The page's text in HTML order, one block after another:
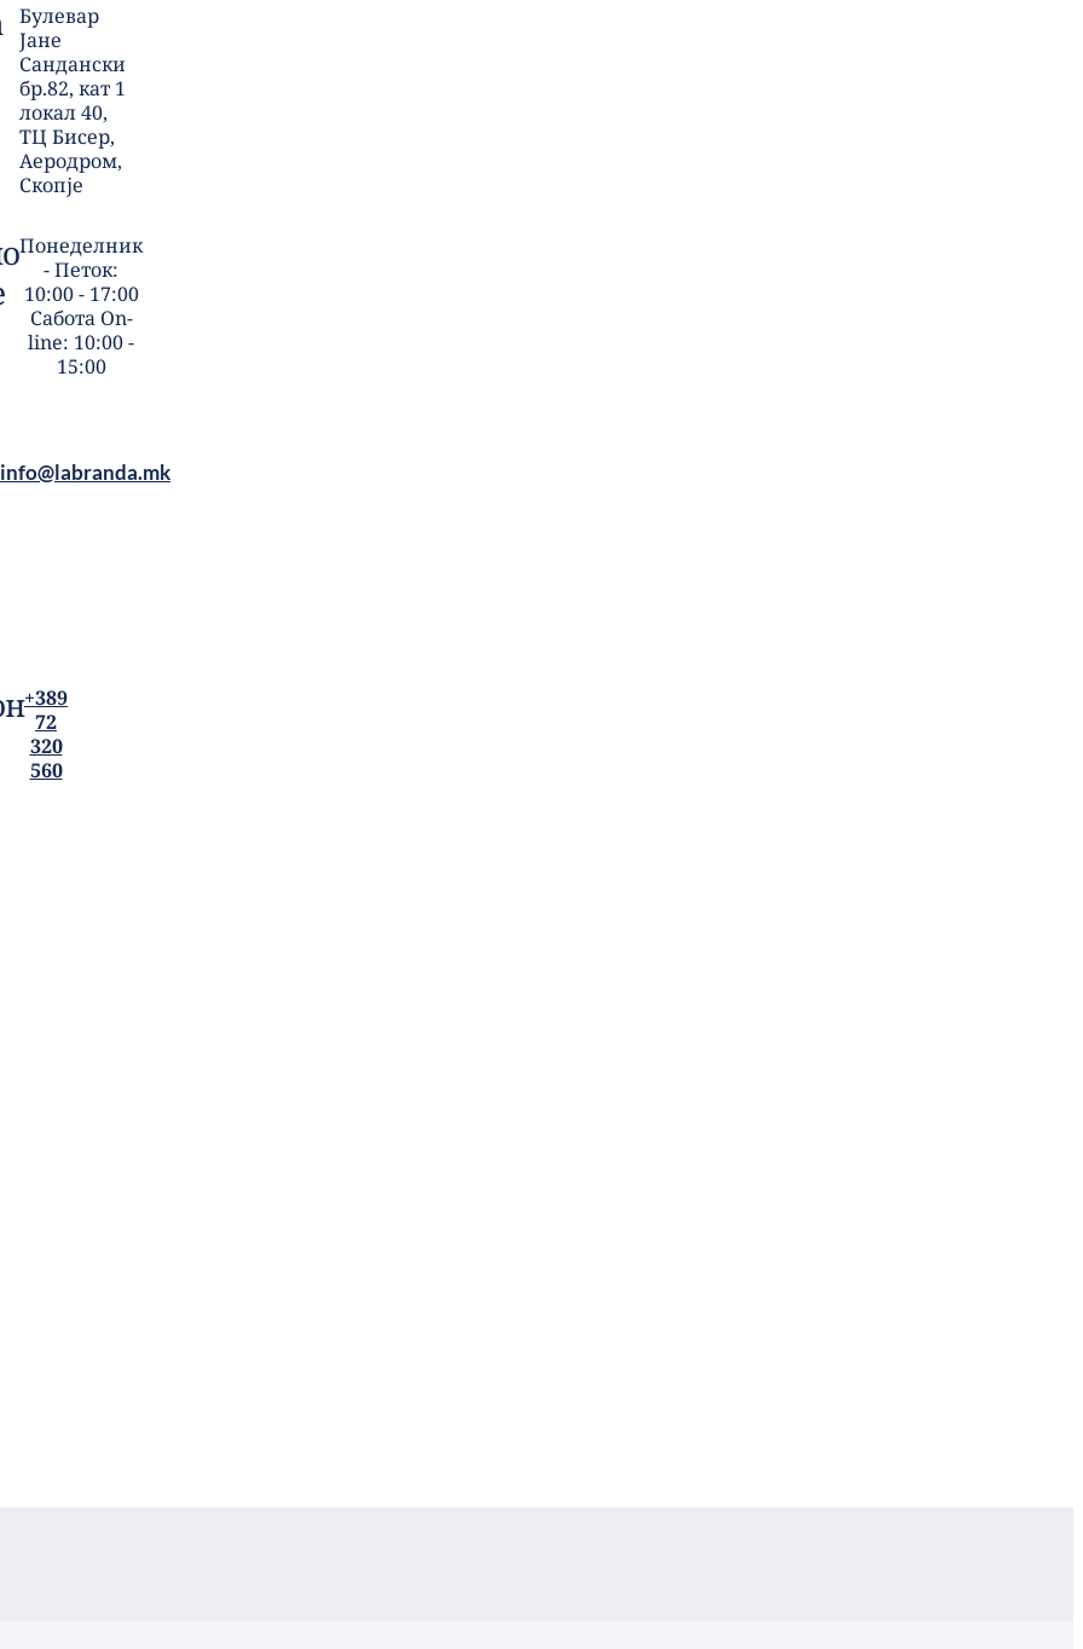
Булевар
Јане
Сандански
бр.82, кат 1
локал 40,
ТЦ Бисер,
Аеродром,
Скопје
Понеделник
- Петок:
10:00 - 17:00
Сабота On-
line: 10:00 -
15:00
info@labranda.mk
+389
72
320
560